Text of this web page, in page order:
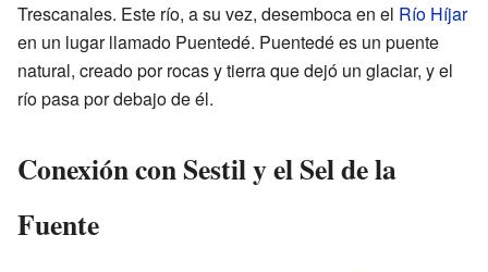
Trescanales. Este río, a su vez, desemboca en el Río Híjar
en un lugar llamado Puentedé. Puentedé es un puente
natural, creado por rocas y tierra que dejó un glaciar, y el
río pasa por debajo de él.
Conexión con Sestil y el Sel de la
Fuente